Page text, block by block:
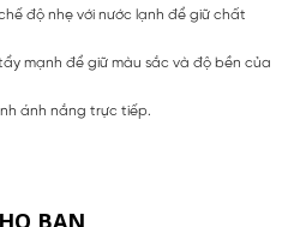
độ nhẹ với nước lạnh để giữ chất
mạnh để giữ màu sắc và độ bền của
ánh nắng trực tiếp.
BẠN